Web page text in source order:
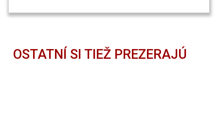
OSTATNÍ SI TIEŽ PREZERAJÚ